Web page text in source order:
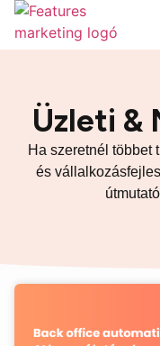
Üzleti &
Ha szeretnél többet
és